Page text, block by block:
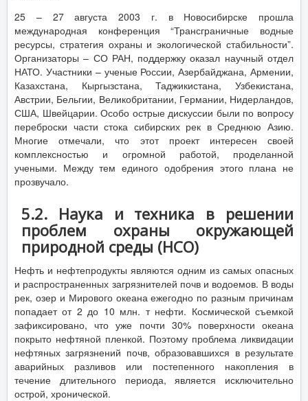
25 – 27 августа 2003 г. в Новосибирске прошла
международная конференция “Трансграничные водные
ресурсы, стратегия охраны и экологической стабильности”.
Организаторы – СО РАН, поддержку оказал научный отдел
НАТО. Участники – ученые России, Азербайджана, Армении,
Казахстана, Кыргызстана, Таджикистана, Узбекистана,
Австрии, Бельгии, Великобритании, Германии, Нидерландов,
США, Швейцарии. Особо острые дискуссии были по вопросу
переброски части стока сибирских рек в Среднюю Азию.
Многие отмечали, что этот проект интересен своей
комплексностью и огромной работой, проделанной
учеными. Между тем единого одобрения этого плана не
прозвучало.
5.2. Наука и техника в решении
проблем охраны окружающей
природной среды (НСО)
Нефть и нефтепродукты являются одним из самых опасных
и распространенных загрязнителей почв и водоемов. В воды
рек, озер и Мирового океана ежегодно по разным причинам
попадает от 2 до 10 млн. т нефти. Космической съемкой
зафиксировано, что уже почти 30% поверхности океана
покрыто нефтяной пленкой. Поэтому проблема ликвидации
нефтяных загрязнений почв, образовавшихся в результате
аварийных разливов или постепенного накопления в
течение длительного периода, является исключительно
острой, хронической.